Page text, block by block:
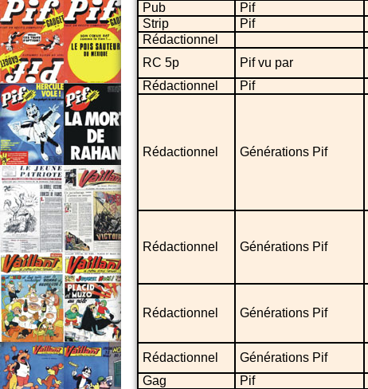
Pub
Pif
Strip
Pif
Rédactionnel
RC 5p
Pif vu par
Rédactionnel
Pif
Rédactionnel Générations Pif
Rédactionnel Générations Pif
Rédactionnel Générations Pif
Rédactionnel
Générations Pif
Gag
Pif